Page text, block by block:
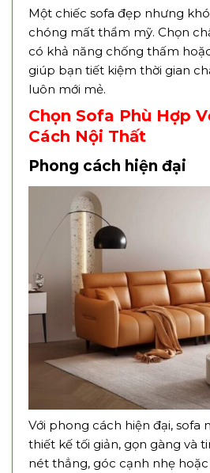
Một chiếc sofa đẹp nhưng
chóng mất thẩm mỹ. Chọn
có khả năng chống thấm
giúp bạn tiết kiệm thời gian
luôn mới mẻ.
Chọn Sofa Phù Hợp
Cách Nội Thất
Phong cách hiện đại
Với phong cách hiện đại, sofa
thiết kế tối giản, gọn gàng và
nét thẳng, góc cạnh nhẹ